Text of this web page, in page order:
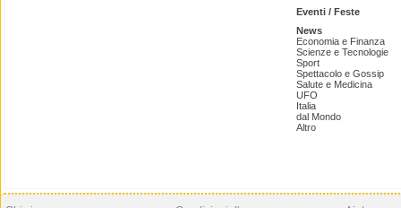
Eventi / Feste
News
Economia e Finanza
Scienze e Tecnologie
Sport
Spettacolo e Gossip
Salute e Medicina
UFO
Italia
dal Mondo
Altro